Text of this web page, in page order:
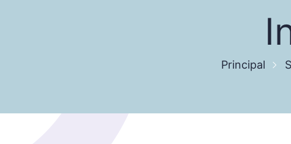
Principal